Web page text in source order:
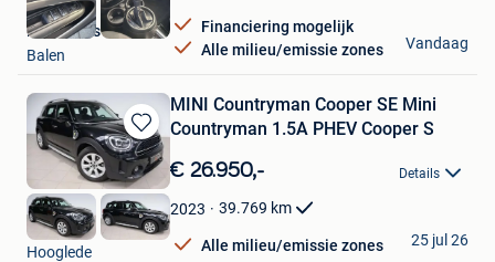
Financiering mogelijk
Alle milieu/emissie zones
DS33-Cars
Balen
Vandaag
Bewaren
in
Mijn
Favorieten
MINI Countryman Cooper SE Mini
Countryman 1.5A PHEV Cooper S
€ 26.950,- Details
2023 39.769 km
Alle milieu/emissie zones
DP Auto
Hooglede
25 jul 26